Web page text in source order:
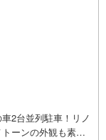
2台並列駐車！リノ
ーンの外観も素敵